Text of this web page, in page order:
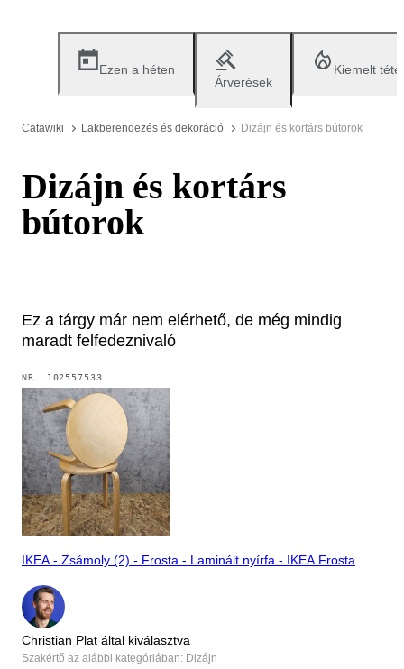
Ezen a héten
Árverések
Kiemelt
Catawiki Lakberendezés és dekoráció Dizájn és kortárs bútorok
Dizájn és kortárs
bútorok
Ez a tárgy már nem elérhető, de még mindig
maradt felfedeznivaló
NR. 102557533
IKEA - Zsámoly (2) - Frosta - Laminált nyírfa - IKEA Frosta
Christian Plat által kiválasztva
Szakértő az alábbi kategóriában: Dizájn